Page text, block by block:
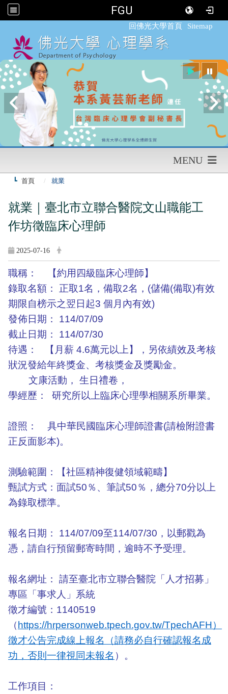
FGU
回佛光大學首頁 Sitemap
MENU
首頁 就業
就業｜臺北市立聯合醫院文山職能工
作坊徵臨床心理師
2025-07-16
職稱： 【約用四級臨床心理師】
錄取名額： 正取1名，備取2名，(儲備(備取)有效
期限自榜示之翌日起3 個月內有效)
發佈日期： 114/07/09
截止日期： 114/07/30
待遇： 【月薪 4.6萬元以上】，另依績效及考核
狀況發給年終獎金、考核獎金及獎勵金。
文康活動， 生日禮卷，
學經歷： 研究所以上臨床心理學相關系所畢業。
證照： 具中華民國臨床心理師證書(請檢附證書
正反面影本)。
測驗範圍：【社區精神復健領域範疇】
甄試方式：面試50％、筆試50％，總分70分以上
為錄取標準。
報名日期： 114/07/09至114/07/30，以郵戳為
憑，請自行預留郵寄時間，逾時不予受理。
報名網址： 請至臺北市立聯合醫院「人才招募」
專區「事求人」系統
徵才編號：1140519
（https://hrpersonweb.tpech.gov.tw/TpechAFH）
徵才公告完成線上報名（請務必自行確認報名成
功，否則一律視同未報名 ）。
工作項目：